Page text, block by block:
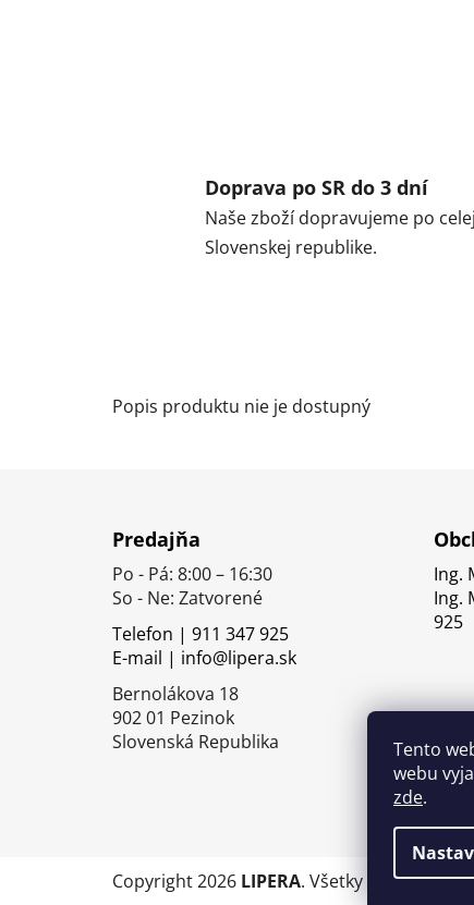
Tento
webu
zde.
Doprava po SR do 3 dní
Naše zboží dopravujeme po celej
Slovenskej republike.
Popis produktu nie je dostupný
Predajňa
Po - Pá: 8:00 – 16:30
So - Ne: Zatvorené
Telefon | 911 347 925
E-mail | info@lipera.sk
Bernolákova 18
902 01 Pezinok
Slovenská Republika
Ing.
Ing.
925
Copyright 2026 LIPERA. Všetky práva